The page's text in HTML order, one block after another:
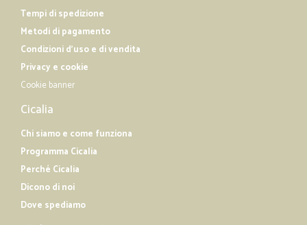
Tempi di spedizione
Metodi di pagamento
Condizioni d'uso e di vendita
Privacy e cookie
Cookie banner
Cicalia
Chi siamo e come funziona
Programma Cicalia
Perché Cicalia
Dicono di noi
Dove spediamo